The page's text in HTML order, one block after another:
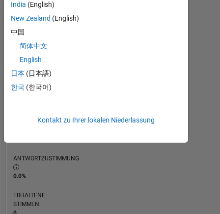
RANG
302.031
REPUTATION
0
ANTWORTZUSTIMMUNG
0.0%
ERHALTENE
STIMMEN
India (English)
New Zealand (English)
中国
简体中文
English
日本 (日本語)
한국 (한국어)
Kontakt zu Ihrer lokalen Niederlassung